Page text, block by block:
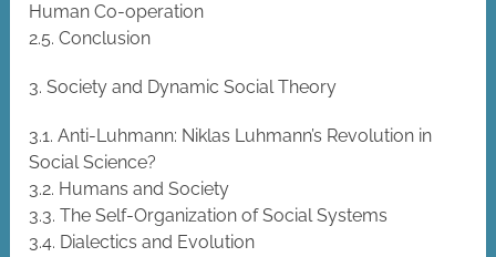
Human Co-operation
2.5. Conclusion
3. Society and Dynamic Social Theory
3.1. Anti-Luhmann: Niklas Luhmann’s Revolution in
Social Science?
3.2. Humans and Society
3.3. The Self-Organization of Social Systems
3.4. Dialectics and Evolution